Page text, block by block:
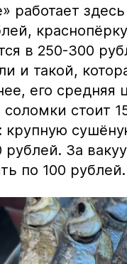
работает
в 250-300
и такой,
его средняя
стоит
крупную
рублей. За
по 100 рублей.